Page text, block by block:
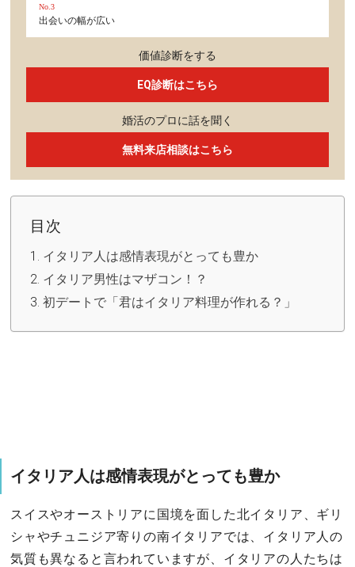
No.3
出会いの幅が広い
価値診断をする
EQ診断はこちら
婚活のプロに話を聞く
無料来店相談はこちら
目次
イタリア人は感情表現がとっても豊か
イタリア男性はマザコン！？
初デートで「君はイタリア料理が作れる？」
イタリア人は感情表現がとっても豊か
スイスやオーストリアに国境を面した北イタリア、ギリ
シャやチュニジア寄りの南イタリアでは、イタリア人の
気質も異なると言われていますが、イタリアの人たちは